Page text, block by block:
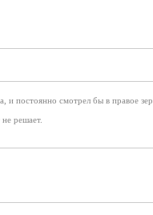
постоянно смотрел бы в правое
решает.